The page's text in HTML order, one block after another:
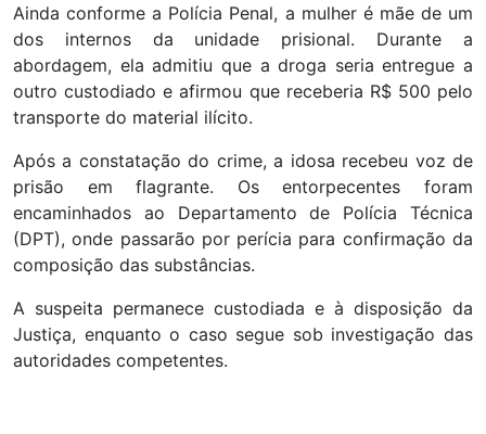
Ainda conforme a Polícia Penal, a mulher é mãe de um
dos internos da unidade prisional. Durante a
abordagem, ela admitiu que a droga seria entregue a
outro custodiado e afirmou que receberia R$ 500 pelo
transporte do material ilícito.
Após a constatação do crime, a idosa recebeu voz de
prisão em flagrante. Os entorpecentes foram
encaminhados ao Departamento de Polícia Técnica
(DPT), onde passarão por perícia para confirmação da
composição das substâncias.
A suspeita permanece custodiada e à disposição da
Justiça, enquanto o caso segue sob investigação das
autoridades competentes.